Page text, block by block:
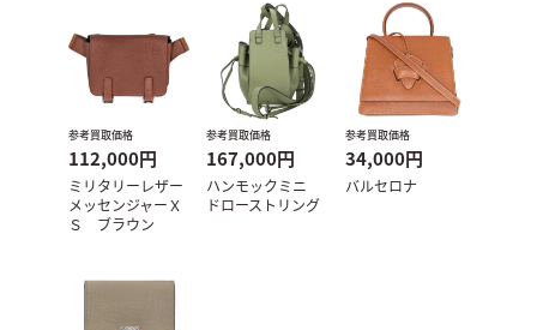
参考買取価格
112,000円
ミリタリーレザー
メッセンジャーＸ
Ｓ ブラウン
参考買取価格
167,000円
ハンモックミニ
ドローストリング
参考買取価格
34,000円
バルセロナ